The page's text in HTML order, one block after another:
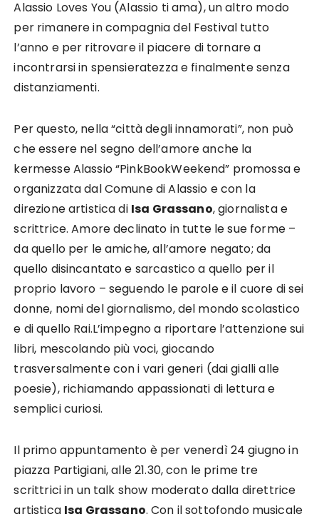
Alassio Loves You (Alassio ti ama), un altro modo
per rimanere in compagnia del Festival tutto
l’anno e per ritrovare il piacere di tornare a
incontrarsi in spensieratezza e finalmente senza
distanziamenti.
Per questo, nella “città degli innamorati”, non può
che essere nel segno dell’amore anche la
kermesse Alassio “PinkBookWeekend” promossa e
organizzata dal Comune di Alassio e con la
direzione artistica di Isa Grassano, giornalista e
scrittrice. Amore declinato in tutte le sue forme –
da quello per le amiche, all’amore negato; da
quello disincantato e sarcastico a quello per il
proprio lavoro – seguendo le parole e il cuore di sei
donne, nomi del giornalismo, del mondo scolastico
e di quello Rai.L’impegno a riportare l’attenzione sui
libri, mescolando più voci, giocando
trasversalmente con i vari generi (dai gialli alle
poesie), richiamando appassionati di lettura e
semplici curiosi.
Il primo appuntamento è per venerdì 24 giugno in
piazza Partigiani, alle 21.30, con le prime tre
scrittrici in un talk show moderato dalla direttrice
artistica Isa Grassano. Con il sottofondo musicale